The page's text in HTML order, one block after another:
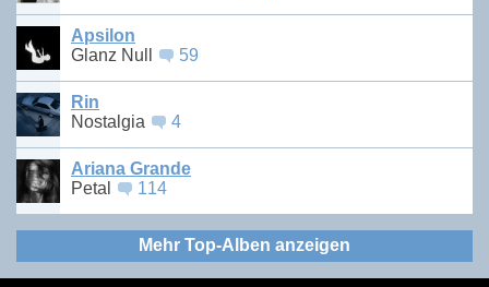
Apsilon
Glanz Null
59
Rin
Nostalgia
4
Ariana Grande
Petal
114
Mehr Top-Alben anzeigen